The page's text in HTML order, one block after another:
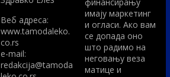
Вeб адреса:
www.tamodaleko.
co.rs
e-mail:
redakcija@tamoda
имају маркетинг
и огласи. Ако вам
се допада оно
што радимо на
неговању веза
матице и